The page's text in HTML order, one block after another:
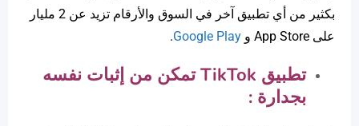
بكثير من أي تطبيق آخر في السوق والأرقام تزيد عن 2 مليار
على App Store و
Google Play
.
تطبيق TikTokتمكن من إثبات نفسه
بجدارة :